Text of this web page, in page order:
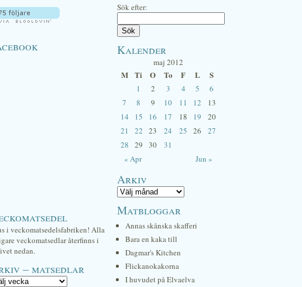
i veckomatsedelsfabriken! Alla
veckomatsedlar återfinns i
nedan.
– matsedlar
Sök efter:
Kalender
maj 2012
M Ti O To F L S
« Apr Jun »
1 2 3 4 5
6
7
8 9 10 11 12
13
14
15 16 17 18 19
20
21
22 23 24 25 26
27
28
29 30 31
Arkiv
Matbloggar
Annas skånska skafferi
Bara en kaka till
Dagmar's Kitchen
Flickanokakorna
I huvudet på Elvaelva